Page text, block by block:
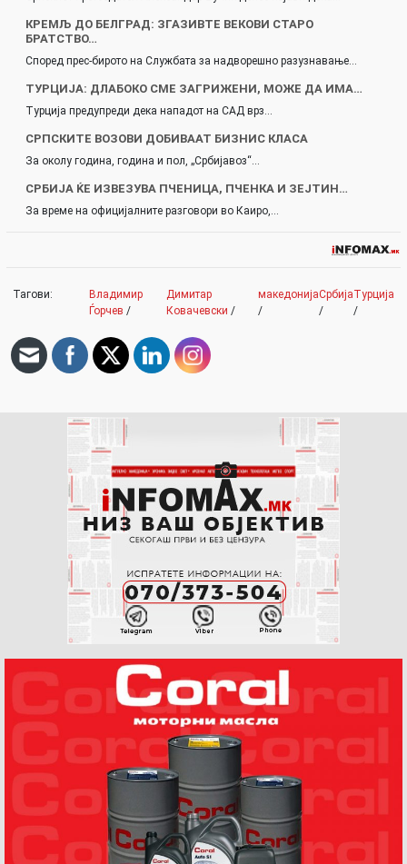
КРЕМЉ ДО БЕЛГРАД: ЗГАЗИВТЕ ВЕКОВИ СТАРО
БРАТСТВО…
Според прес-бирото на Службата за надворешно разузнавање…
ТУРЦИЈА: ДЛАБОКО СМЕ ЗАГРИЖЕНИ, МОЖЕ ДА ИМА…
Турција предупреди дека нападот на САД врз…
СРПСКИТЕ ВОЗОВИ ДОБИВААТ БИЗНИС КЛАСА
За околу година, година и пол, „Србијавоз“…
СРБИЈА ЌЕ ИЗВЕЗУВА ПЧЕНИЦА, ПЧЕНКА И ЗЕЈТИН…
За време на официјалните разговори во Каиро,…
Тагови:
Владимир
Ѓорчев /
Димитар
Ковачевски /
македонија
/
Србија
/
Турција
/